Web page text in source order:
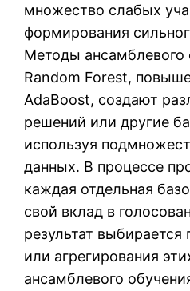
множество слабых
формирования
Методы ансамблевого
Random Forest,
AdaBoost, создают
решений или другие
используя
данных. В процессе
каждая отдельная
свой вклад в
результат
или агрегирования
ансамблевого